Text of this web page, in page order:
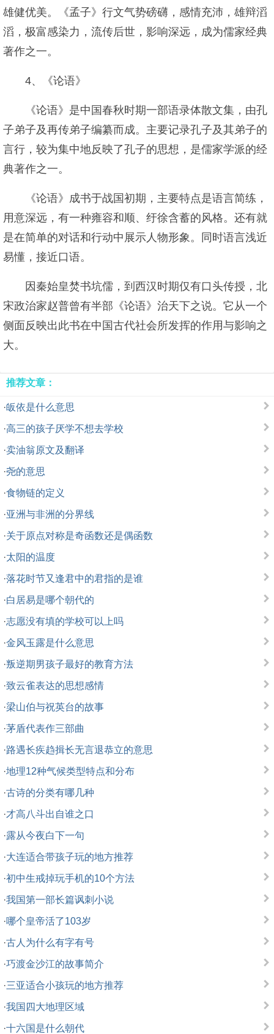
雄健优美。《孟子》行文气势磅礴，感情充沛，雄辩滔
滔，极富感染力，流传后世，影响深远，成为儒家经典
著作之一。
4、《论语》
《论语》是中国春秋时期一部语录体散文集，由孔
子弟子及再传弟子编纂而成。主要记录孔子及其弟子的
言行，较为集中地反映了孔子的思想，是儒家学派的经
典著作之一。
《论语》成书于战国初期，主要特点是语言简练，
用意深远，有一种雍容和顺、纡徐含蓄的风格。还有就
是在简单的对话和行动中展示人物形象。同时语言浅近
易懂，接近口语。
因秦始皇焚书坑儒，到西汉时期仅有口头传授，北
宋政治家赵普曾有半部《论语》治天下之说。它从一个
侧面反映出此书在中国古代社会所发挥的作用与影响之
大。
推荐文章：
·皈依是什么意思
·高三的孩子厌学不想去学校
·卖油翁原文及翻译
·尧的意思
·食物链的定义
·亚洲与非洲的分界线
·关于原点对称是奇函数还是偶函数
·太阳的温度
·落花时节又逢君中的君指的是谁
·白居易是哪个朝代的
·志愿没有填的学校可以上吗
·金风玉露是什么意思
·叛逆期男孩子最好的教育方法
·致云雀表达的思想感情
·梁山伯与祝英台的故事
·茅盾代表作三部曲
·路遇长疾趋揖长无言退恭立的意思
·地理12种气候类型特点和分布
·古诗的分类有哪几种
·才高八斗出自谁之口
·露从今夜白下一句
·大连适合带孩子玩的地方推荐
·初中生戒掉玩手机的10个方法
·我国第一部长篇讽刺小说
·哪个皇帝活了103岁
·古人为什么有字有号
·巧渡金沙江的故事简介
·三亚适合小孩玩的地方推荐
·我国四大地理区域
·十六国是什么朝代